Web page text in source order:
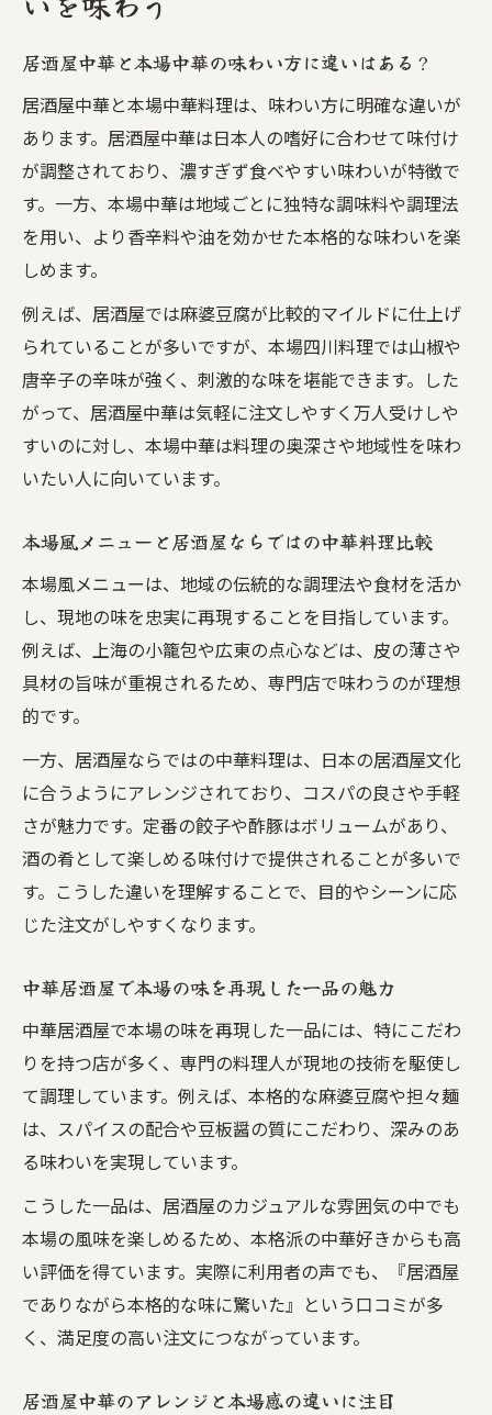
居酒屋中華と本場中華の味わい方に違いはある？
居酒屋中華と本場中華料理は、味わい方に明確な違いが
あります。居酒屋中華は日本人の嗜好に合わせて味付け
が調整されており、濃すぎず食べやすい味わいが特徴で
す。一方、本場中華は地域ごとに独特な調味料や調理法
を用い、より香辛料や油を効かせた本格的な味わいを楽
しめます。
例えば、居酒屋では麻婆豆腐が比較的マイルドに仕上げ
られていることが多いですが、本場四川料理では山椒や
唐辛子の辛味が強く、刺激的な味を堪能できます。した
がって、居酒屋中華は気軽に注文しやすく万人受けしや
すいのに対し、本場中華は料理の奥深さや地域性を味わ
いたい人に向いています。
本場風メニューと居酒屋ならではの中華料理比較
本場風メニューは、地域の伝統的な調理法や食材を活か
し、現地の味を忠実に再現することを目指しています。
例えば、上海の小籠包や広東の点心などは、皮の薄さや
具材の旨味が重視されるため、専門店で味わうのが理想
的です。
一方、居酒屋ならではの中華料理は、日本の居酒屋文化
に合うようにアレンジされており、コスパの良さや手軽
さが魅力です。定番の餃子や酢豚はボリュームがあり、
酒の肴として楽しめる味付けで提供されることが多いで
す。こうした違いを理解することで、目的やシーンに応
じた注文がしやすくなります。
中華居酒屋で本場の味を再現した一品の魅力
中華居酒屋で本場の味を再現した一品には、特にこだわ
りを持つ店が多く、専門の料理人が現地の技術を駆使し
て調理しています。例えば、本格的な麻婆豆腐や担々麺
は、スパイスの配合や豆板醤の質にこだわり、深みのあ
る味わいを実現しています。
こうした一品は、居酒屋のカジュアルな雰囲気の中でも
本場の風味を楽しめるため、本格派の中華好きからも高
い評価を得ています。実際に利用者の声でも、『居酒屋
でありながら本格的な味に驚いた』という口コミが多
く、満足度の高い注文につながっています。
居酒屋中華のアレンジと本場感の違いに注目